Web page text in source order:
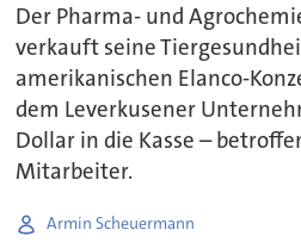
Der Pharma- und
verkauft seine
amerikanischen Elanco-
dem Leverkusener
Dollar in die Kasse –
Mitarbeiter.
Armin Scheuermann